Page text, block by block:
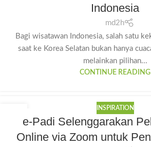
Indonesia
md2h
Bagi wisatawan Indonesia, salah satu
saat ke Korea Selatan bukan hanya
melainkan pilihan...
CONTINUE READING
INSPIRATION
e-Padi Selenggarakan
Online via Zoom untuk